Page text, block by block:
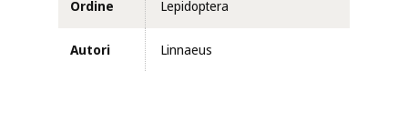
Ordine Lepidoptera
Autori Linnaeus